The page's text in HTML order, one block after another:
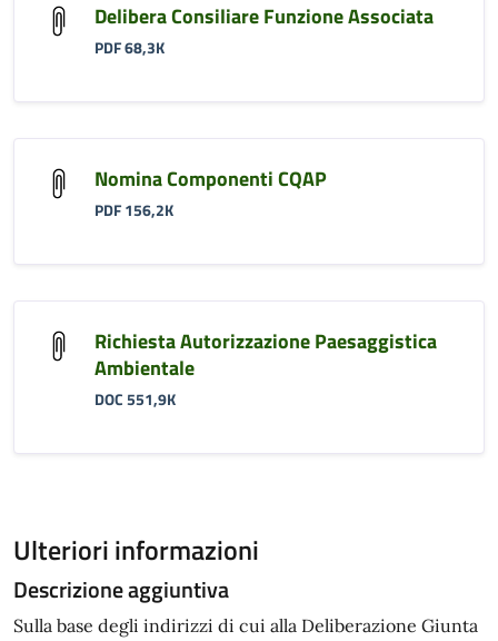
Delibera Consiliare Funzione Associata
PDF 68,3K
Nomina Componenti CQAP
PDF 156,2K
Richiesta Autorizzazione Paesaggistica
Ambientale
DOC 551,9K
Ulteriori informazioni
Descrizione aggiuntiva
Sulla base degli indirizzi di cui alla Deliberazione Giunta